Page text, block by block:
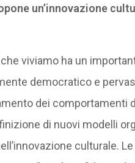
un’innovazione
viviamo ha un
democratico e
dei comportamenti
di nuovi modelli
culturale.